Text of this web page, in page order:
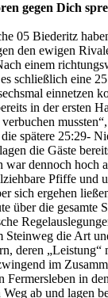
gegen Dich
05 Biederitz
den ewigen
einem
schließlich eine
einnetzen
in der ersten
spätere 25:29-
die Gäste
dennoch hoch
Pfiffe und
sich ergehen
über die gesamte
Steinweg die Art
deren „Leistung“
im
Fermersleben in
ab und lagen